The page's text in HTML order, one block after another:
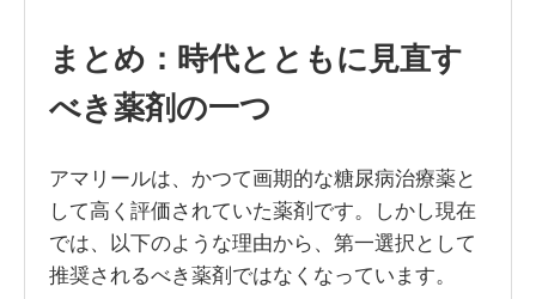
まとめ：時代とともに見直す
べき薬剤の一つ
アマリールは、かつて画期的な糖尿病治療薬と
して高く評価されていた薬剤です。しかし現在
では、以下のような理由から、第一選択として
推奨されるべき薬剤ではなくなっています。